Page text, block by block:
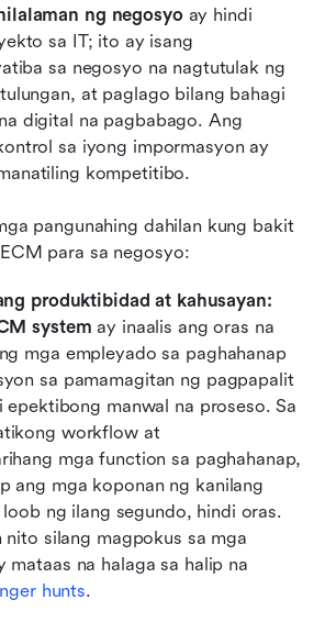
ng negosyo ay hindi
sa IT; ito ay isang
sa negosyo na nagtutulak ng
at paglago bilang bahagi
digital na pagbabago. Ang
sa iyong impormasyon ay
kompetitibo.
pangunahing dahilan kung bakit
para sa negosyo:
produktibidad at kahusayan:
system ay inaalis ang oras na
mga empleyado sa paghahanap
sa pamamagitan ng pagpapalit
epektibong manwal na proseso. Sa
workflow at
mga function sa paghahanap,
ang mga koponan ng kanilang
loob ng ilang segundo, hindi oras.
nito silang magpokus sa mga
hunts.